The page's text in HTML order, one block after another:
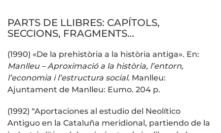
PARTS DE LLIBRES: CAPÍTOLS,
SECCIONS, FRAGMENTS…
(1990) «De la prehistòria a la història antiga». En:
Manlleu – Aproximació a la història, l’entorn,
l’economia i l’estructura social. Manlleu:
Ajuntament de Manlleu: Eumo. 204 p.
(1992) “Aportaciones al estudio del Neolítico
Antiguo en la Cataluña meridional, partiendo de la